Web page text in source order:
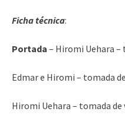
Ficha técnica:
Portada – Hiromi Uehara –
Edmar e Hiromi – tomada
Hiromi Uehara – tomada